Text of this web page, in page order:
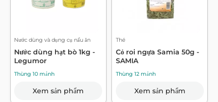
Nước dùng và dụng cụ nấu ăn
Nước dùng hạt bò 1kg -
Legumor
Thùng 10 mảnh
Xem sản phẩm
Thé
Cỏ roi ngựa Samia 50g -
SAMIA
Thùng 12 mảnh
Xem sản phẩm